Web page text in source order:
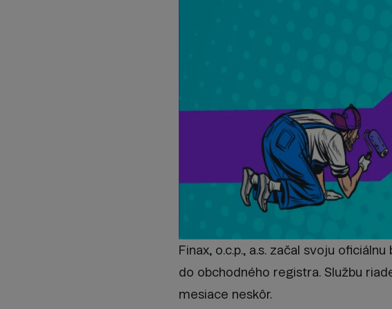
Finax, o.c.p., a.s. začal svoju
do obchodného registra. Službu
mesiace neskôr.